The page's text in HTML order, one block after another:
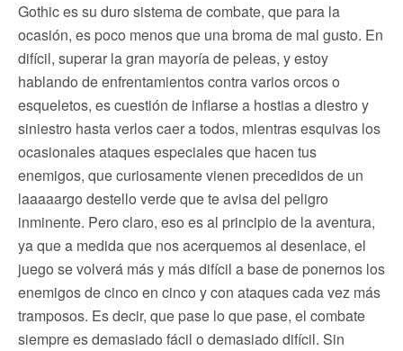
Gothic es su duro sistema de combate, que para la
ocasión, es poco menos que una broma de mal gusto. En
difícil, superar la gran mayoría de peleas, y estoy
hablando de enfrentamientos contra varios orcos o
esqueletos, es cuestión de inflarse a hostias a diestro y
siniestro hasta verlos caer a todos, mientras esquivas los
ocasionales ataques especiales que hacen tus
enemigos, que curiosamente vienen precedidos de un
laaaaargo destello verde que te avisa del peligro
inminente. Pero claro, eso es al principio de la aventura,
ya que a medida que nos acerquemos al desenlace, el
juego se volverá más y más difícil a base de ponernos los
enemigos de cinco en cinco y con ataques cada vez más
tramposos. Es decir, que pase lo que pase, el combate
siempre es demasiado fácil o demasiado difícil. Sin